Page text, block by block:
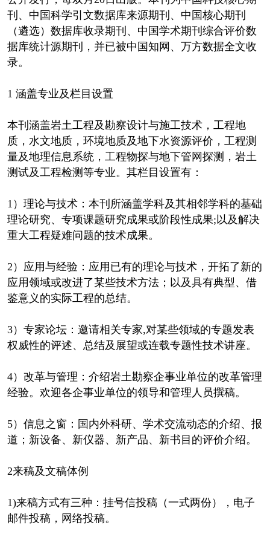
刊、中国科学引文数据库来源期刊、中国核心期刊
（遴选）数据库收录期刊、中国学术期刊综合评价数
据库统计源期刊，并已被中国知网、万方数据全文收
录。
1 涵盖专业及栏目设置
本刊涵盖岩土工程及勘察设计与施工技术，工程地
质，水文地质，环境地质及地下水资源评价，工程测
量及地理信息系统，工程物探与地下管网探测，岩土
测试及工程检测等专业。其栏目设置有：
1）理论与技术：本刊所涵盖学科及其相邻学科的基础
理论研究、专项课题研究成果或阶段性成果;以及解决
重大工程疑难问题的技术成果。
2）应用与经验：应用已有的理论与技术，开拓了新的
应用领域或改进了某些技术方法；以及具有典型、借
鉴意义的实际工程的总结。
3）专家论坛：邀请相关专家,对某些领域的专题发表
权威性的评述、总结及展望或连载专题性技术讲座。
4）改革与管理：介绍岩土勘察企事业单位的改革管理
经验。欢迎各企事业单位的领导和管理人员撰稿。
5）信息之窗：国内外科研、学术交流动态的介绍、报
道；新设备、新仪器、新产品、新书目的评价介绍。
2来稿及文稿体例
1)来稿方式有三种：挂号信投稿（一式两份），电子
邮件投稿，网络投稿。